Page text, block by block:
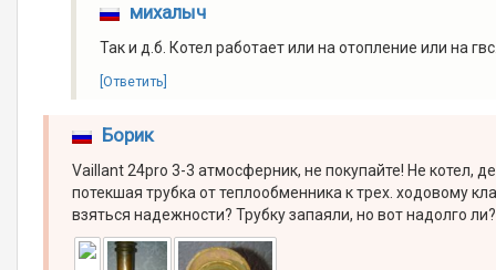
михалыч
Так и д.б. Котел работает или на отопление или на
[Ответить]
Борик
Vaillant 24pro 3-3 атмосферник, не покупайте! Не котел,
потекшая трубка от теплообменника к трех. ходовому
взяться надежности? Трубку запаяли, но вот надолго ли?